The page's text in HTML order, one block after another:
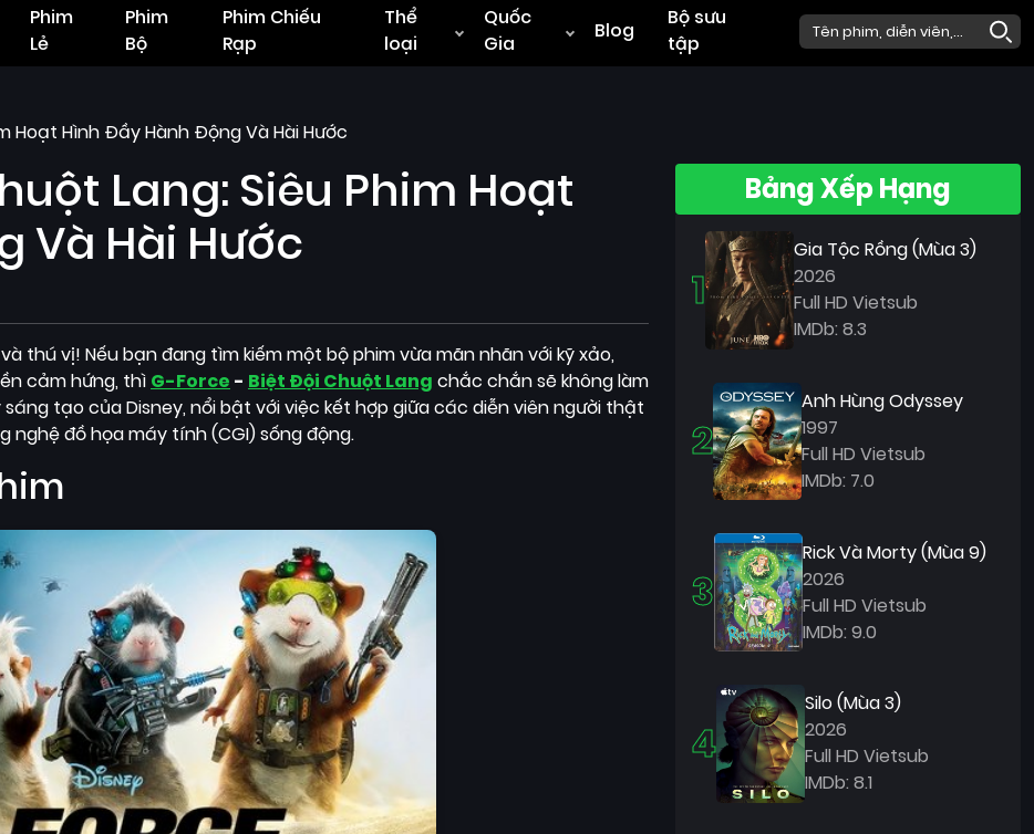
Phim
Lẻ
Phim
Bộ
Phim Chiếu
Rạp
Thể
loại
Quốc
Gia
Blog
Bộ sưu
tập
Hoạt Hình Đầy Hành Động Và Hài Hước
Lang: Siêu Phim Hoạt
Và Hài Hước
thú vị! Nếu bạn đang tìm kiếm một bộ phim vừa mãn nhãn với kỹ xảo,
cảm hứng, thì G-Force - Biệt Đội Chuột Lang chắc chắn sẽ không làm
tạo của Disney, nổi bật với việc kết hợp giữa các diễn viên người thật
đồ họa máy tính (CGI) sống động.
Bảng Xếp Hạng
1
Gia Tộc Rồng (Mùa 3)
2026
Full HD Vietsub
IMDb: 8.3
2
Anh Hùng Odyssey
1997
Full HD Vietsub
IMDb: 7.0
3
Rick Và Morty (Mùa 9)
2026
Full HD Vietsub
IMDb: 9.0
4
Silo (Mùa 3)
2026
Full HD Vietsub
IMDb: 8.1